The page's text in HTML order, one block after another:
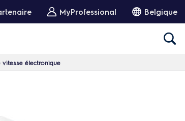
MyProfessional Belgique
vitesse électronique